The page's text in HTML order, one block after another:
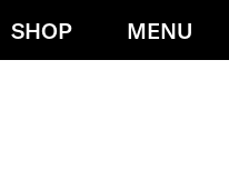
SHOP MENU